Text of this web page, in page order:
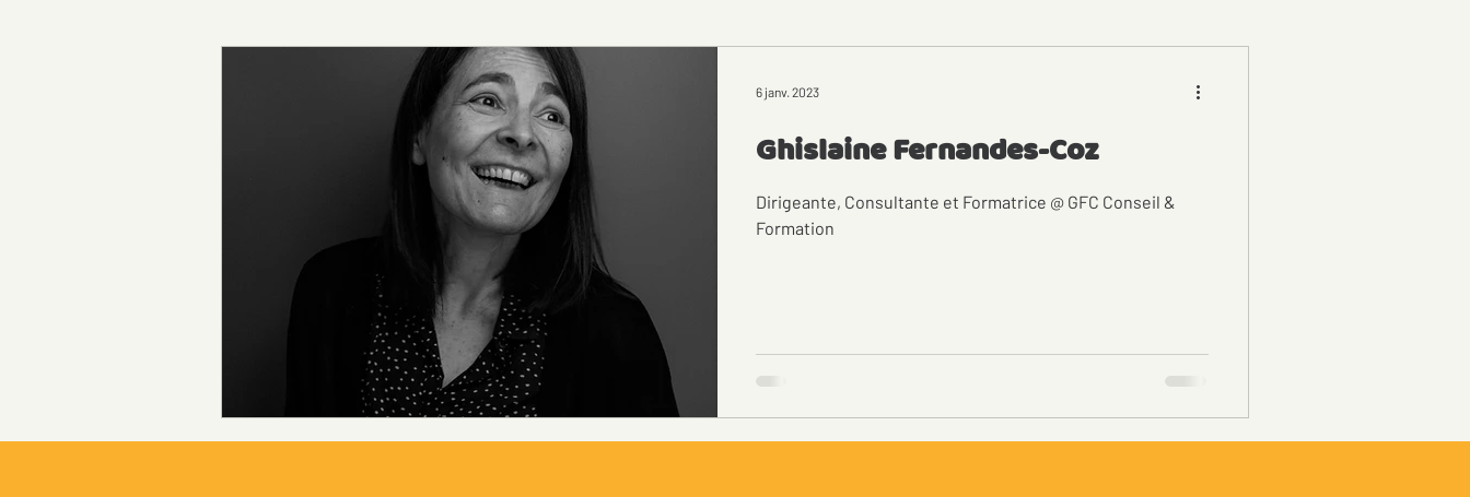
Ghislaine Fernandes-Coz
Dirigeante, Consultante et Formatrice @ GFC Conseil &
Formation
6 janv. 2023